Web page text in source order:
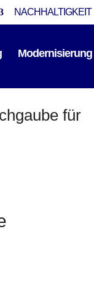
NACHHALTIGKEIT
Modernisierung
für